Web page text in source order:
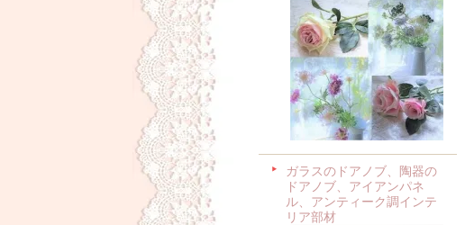
ガラスのドアノブ、陶器の
ドアノブ、アイアンパネ
ル、アンティーク調インテ
リア部材